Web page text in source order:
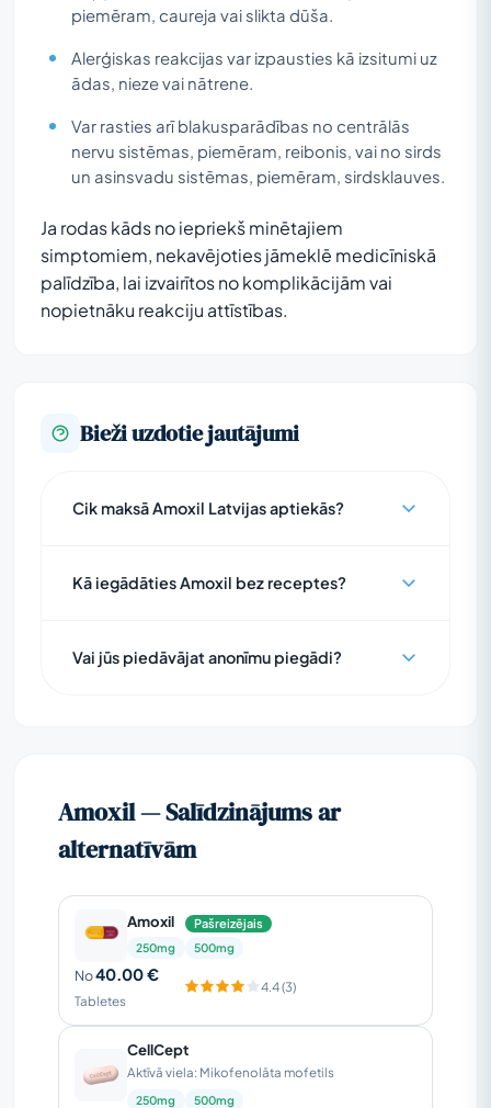
piemēram, caureja vai slikta dūša.
Alerģiskas reakcijas var izpausties kā izsitumi uz
ādas, nieze vai nātrene.
Var rasties arī blakusparādības no centrālās
nervu sistēmas, piemēram, reibonis, vai no sirds
un asinsvadu sistēmas, piemēram, sirdsklauves.
Ja rodas kāds no iepriekš minētajiem
simptomiem, nekavējoties jāmeklē medicīniskā
palīdzība, lai izvairītos no komplikācijām vai
nopietnāku reakciju attīstības.
Bieži uzdotie jautājumi
Cik maksā Amoxil Latvijas aptiekās?
Kā iegādāties Amoxil bez receptes?
Vai jūs piedāvājat anonīmu piegādi?
Amoxil — Salīdzinājums ar
alternatīvām
Amoxil
Pašreizējais
250mg
500mg
No40.00 €
Tabletes
4.4 (3)
CellCept
Aktīvā viela: Mikofenolāta mofetils
250mg 500mg